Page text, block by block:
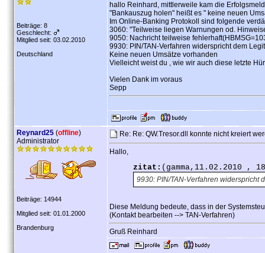
Beiträge: 8
Geschlecht:
Mitglied seit: 03.02.2010
Deutschland
hallo Reinhard, mittlerweile kam die
"Bankauszug holen" heißt es " keine neuen
Im Online-Banking Protokoll sind folgende
3060: "Teilweise liegen Warnungen od.
9050: Nachricht teilweise
9930: PIN/TAN-Verfahren widerspricht dem
Keine neuen Umsätze vorhanden
Vielleicht weist du , wie wir auch diese letzte
Vielen Dank im voraus
Sepp
Reynard25 (offline)
Administrator
Beiträge: 14944
Mitglied seit: 01.01.2000
Brandenburg
Re: Re: QW.Tresor.dll konnte nicht kreiert
Hallo,
zitat: (gamma,11.02.2010 ,
9930: PIN/TAN-Verfahren widerspricht
Diese Meldung bedeute, dass in der
(Kontakt bearbeiten --> TAN-Verfahren)
Gruß Reinhard